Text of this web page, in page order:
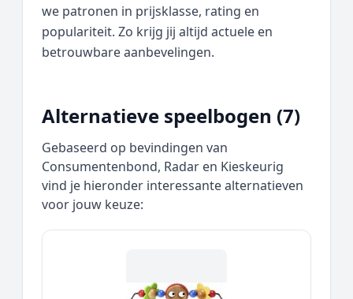
we patronen in prijsklasse, rating en
populariteit. Zo krijg jij altijd actuele en
betrouwbare aanbevelingen.
Alternatieve speelbogen (7)
Gebaseerd op bevindingen van
Consumentenbond, Radar en Kieskeurig
vind je hieronder interessante alternatieven
voor jouw keuze: